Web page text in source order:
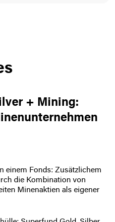
+ Mining:
einem Fonds: Zusätzlichem
die Kombination von
Minenaktien als eigener